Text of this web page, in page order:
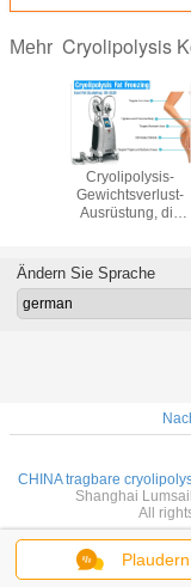
Mehr Cryolipolysis
Cryolipolysis-
Gewichtsverlust-
Ausrüstung, die
Plaudern
Ändern Sie Sprache
CHINA tragbare
Shanghai
All